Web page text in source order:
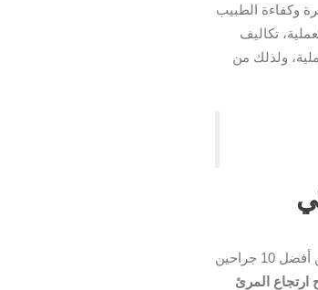
وكفاءة الطبيب
تكاليف
ولذلك من
يعد الدكتور محيى البنا أستاذ ورئيس قسم الجراحة بطب عين شمس من أفضل 10 جراحين
ارتجاع المرئ